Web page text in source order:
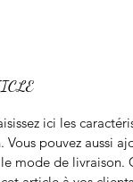
ici les
pouvez aussi
mode de livraison.